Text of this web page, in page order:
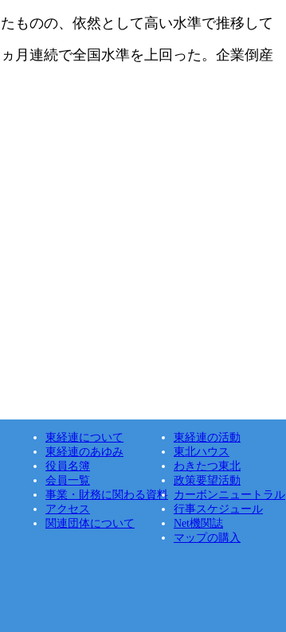
ものの、依然として高い水準で推移して
月連続で全国水準を上回った。企業倒産
東経連について
東経連の活動
東経連のあゆみ
東北ハウス
役員名簿
わきたつ東北
会員一覧
政策要望活動
事業・財務に関わる資料 カーボンニュートラル
アクセス
行事スケジュール
関連団体について
Net機関誌
マップの購入